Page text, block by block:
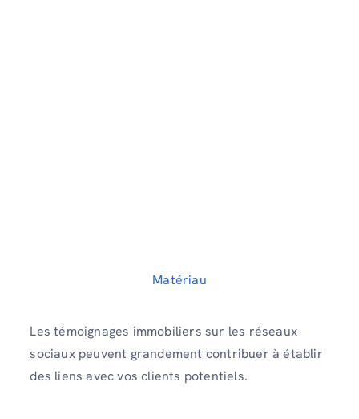
Matériau
Les témoignages immobiliers sur les réseaux
sociaux peuvent grandement contribuer à établir
des liens avec vos clients potentiels.